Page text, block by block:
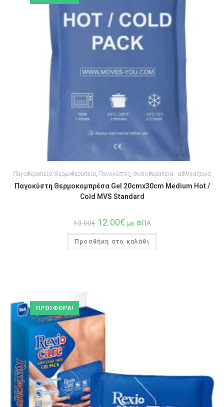
Παγοθεραπεία/Θερμοθεραπεία Παγοκύστες Φυσιοθεραπεία - αθληιατρικά
Παγοκύστη Θερμοκομπρέσα Gel 20cmx30cm Medium Hot /
Cold MVS Standard
13.00€ 12.00€ με ΦΠΑ
Προσθήκη στο καλάθι
ΠΡΟΣΦΟΡΆ!